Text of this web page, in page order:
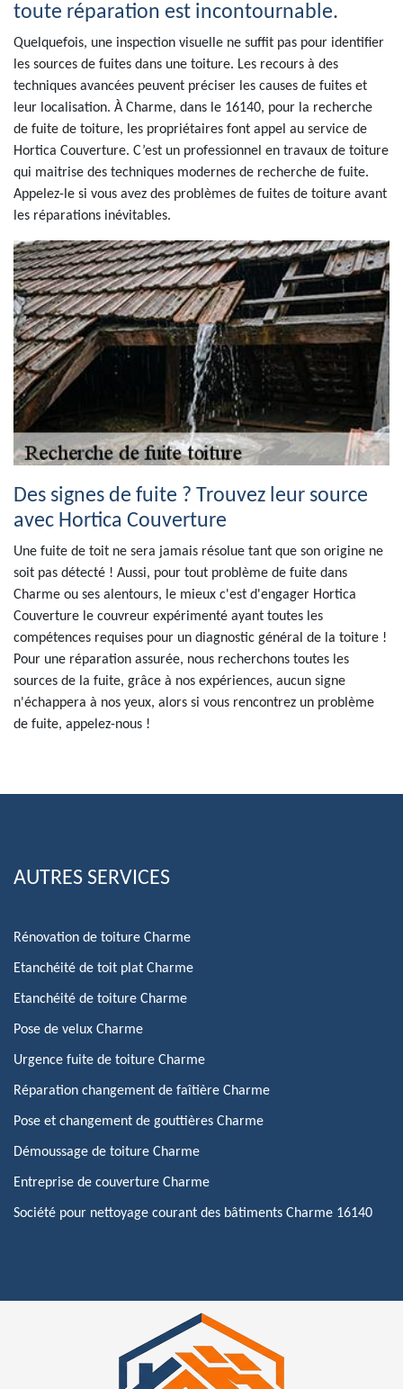
toute réparation est incontournable.
Quelquefois, une inspection visuelle ne suffit pas pour identifier
les sources de fuites dans une toiture. Les recours à des
techniques avancées peuvent préciser les causes de fuites et
leur localisation. À Charme, dans le 16140, pour la recherche
de fuite de toiture, les propriétaires font appel au service de
Hortica Couverture. C’est un professionnel en travaux de toiture
qui maitrise des techniques modernes de recherche de fuite.
Appelez-le si vous avez des problèmes de fuites de toiture avant
les réparations inévitables.
Des signes de fuite ? Trouvez leur source
avec Hortica Couverture
Une fuite de toit ne sera jamais résolue tant que son origine ne
soit pas détecté ! Aussi, pour tout problème de fuite dans
Charme ou ses alentours, le mieux c'est d'engager Hortica
Couverture le couvreur expérimenté ayant toutes les
compétences requises pour un diagnostic général de la toiture !
Pour une réparation assurée, nous recherchons toutes les
sources de la fuite, grâce à nos expériences, aucun signe
n'échappera à nos yeux, alors si vous rencontrez un problème
de fuite, appelez-nous !
AUTRES SERVICES
Rénovation de toiture Charme
Etanchéité de toit plat Charme
Etanchéité de toiture Charme
Pose de velux Charme
Urgence fuite de toiture Charme
Réparation changement de faîtière Charme
Pose et changement de gouttières Charme
Démoussage de toiture Charme
Entreprise de couverture Charme
Société pour nettoyage courant des bâtiments Charme 16140